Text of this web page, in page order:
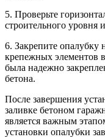
5. Проверьте
строительного уровня
6. Закрепите
крепежных элементов
была надежно
бетона.
После завершения
заливке бетоном
является важным
установки опалубки